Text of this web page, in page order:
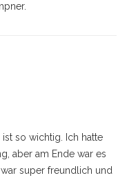
so wichtig. Ich hatte
aber am Ende war es
super freundlich und